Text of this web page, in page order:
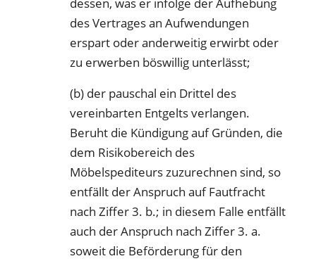
des Vertrages an Aufwendungen
erspart oder anderweitig erwirbt oder
zu erwerben böswillig unterlässt;
(b) der pauschal ein Drittel des
vereinbarten Entgelts verlangen.
Beruht die Kündigung auf Gründen, die
dem Risikobereich des
Möbelspediteurs zuzurechnen sind, so
entfällt der Anspruch auf Fautfracht
nach Ziffer 3. b.; in diesem Falle entfällt
auch der Anspruch nach Ziffer 3. a.
soweit die Beförderung für den